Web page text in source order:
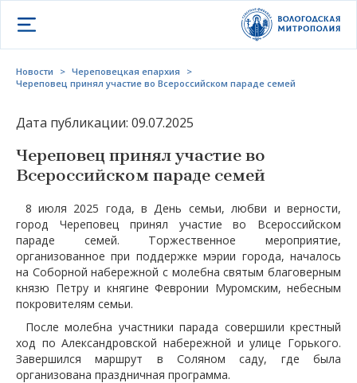
Открыть меню
Новости > Череповецкая епархия
>
Череповец принял участие во Всероссийском параде семей
Дата публикации: 09.07.2025
Череповец принял участие во
Всероссийском параде семей
8 июля 2025 года, в День семьи, любви и верности,
город Череповец принял участие во Всероссийском
параде семей. Торжественное мероприятие,
организованное при поддержке мэрии города, началось
на Соборной набережной с молебна святым благоверным
князю Петру и княгине Февронии Муромским, небесным
покровителям семьи.
После молебна участники парада совершили крестный
ход по Александровской набережной и улице Горького.
Завершился маршрут в Соляном саду, где была
организована праздничная программа.